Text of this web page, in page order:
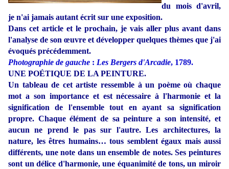
du mois d'avril,
je n'ai jamais autant écrit sur une exposition.
Dans cet article et le prochain, je vais aller plus avant dans
l'analyse de son œuvre et développer quelques thèmes que j'ai
évoqués précédemment.
Photographie de gauche : Les Bergers d'Arcadie, 1789.
UNE POÉTIQUE DE LA PEINTURE.
Un tableau de cet artiste ressemble à un poème où chaque
mot a son importance et est nécessaire à l'harmonie et la
signification de l'ensemble tout en ayant sa signification
propre. Chaque élément de sa peinture a son intensité, et
aucun ne prend le pas sur l'autre. Les architectures, la
nature, les êtres humains… tous semblent égaux mais aussi
différents, une note dans un ensemble de notes. Ses peintures
sont un délice d'harmonie, une équanimité de tons, un miroir